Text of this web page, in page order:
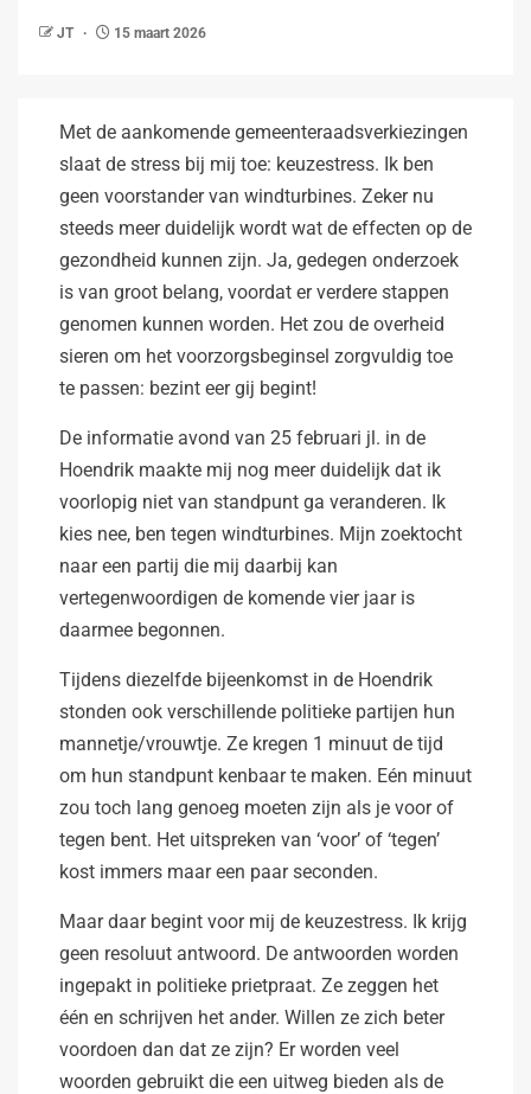
JT 15 maart 2026
Met de aankomende gemeenteraadsverkiezingen
slaat de stress bij mij toe: keuzestress. Ik ben
geen voorstander van windturbines. Zeker nu
steeds meer duidelijk wordt wat de effecten op de
gezondheid kunnen zijn. Ja, gedegen onderzoek
is van groot belang, voordat er verdere stappen
genomen kunnen worden. Het zou de overheid
sieren om het voorzorgsbeginsel zorgvuldig toe
te passen: bezint eer gij begint!
De informatie avond van 25 februari jl. in de
Hoendrik maakte mij nog meer duidelijk dat ik
voorlopig niet van standpunt ga veranderen. Ik
kies nee, ben tegen windturbines. Mijn zoektocht
naar een partij die mij daarbij kan
vertegenwoordigen de komende vier jaar is
daarmee begonnen.
Tijdens diezelfde bijeenkomst in de Hoendrik
stonden ook verschillende politieke partijen hun
mannetje/vrouwtje. Ze kregen 1 minuut de tijd
om hun standpunt kenbaar te maken. Eén minuut
zou toch lang genoeg moeten zijn als je voor of
tegen bent. Het uitspreken van ‘voor’ of ‘tegen’
kost immers maar een paar seconden.
Maar daar begint voor mij de keuzestress. Ik krijg
geen resoluut antwoord. De antwoorden worden
ingepakt in politieke prietpraat. Ze zeggen het
één en schrijven het ander. Willen ze zich beter
voordoen dan dat ze zijn? Er worden veel
woorden gebruikt die een uitweg bieden als de